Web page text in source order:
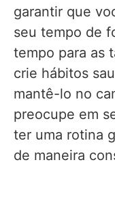
garantir que
seu tempo de
tempo para as
crie hábitos
mantê-lo no
preocupe em
ter uma rotina
de maneira